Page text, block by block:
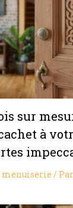
sur
à
menuiserie / Par